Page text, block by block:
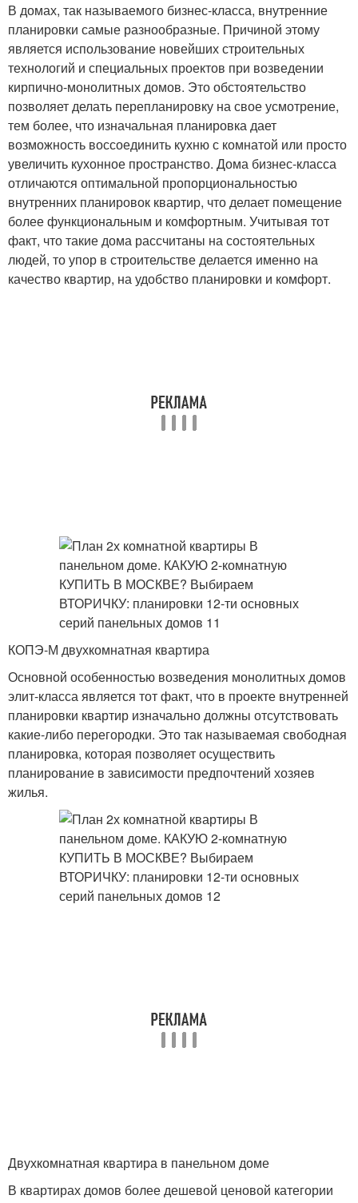
В домах, так называемого бизнес-класса, внутренние
планировки самые разнообразные. Причиной этому
является использование новейших строительных
технологий и специальных проектов при возведении
кирпично-монолитных домов. Это обстоятельство
позволяет делать перепланировку на свое усмотрение,
тем более, что изначальная планировка дает
возможность воссоединить кухню с комнатой или просто
увеличить кухонное пространство. Дома бизнес-класса
отличаются оптимальной пропорциональностью
внутренних планировок квартир, что делает помещение
более функциональным и комфортным. Учитывая тот
факт, что такие дома рассчитаны на состоятельных
людей, то упор в строительстве делается именно на
качество квартир, на удобство планировки и комфорт.
КОПЭ-М двухкомнатная квартира
Основной особенностью возведения монолитных домов
элит-класса является тот факт, что в проекте внутренней
планировки квартир изначально должны отсутствовать
какие-либо перегородки. Это так называемая свободная
планировка, которая позволяет осуществить
планирование в зависимости предпочтений хозяев
жилья.
Двухкомнатная квартира в панельном доме
В квартирах домов более дешевой ценовой категории